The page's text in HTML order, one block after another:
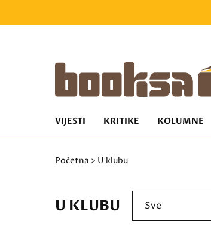
VIJESTI KRITIKE KOLUMNE
Početna > U klubu
U KLUBU Sve